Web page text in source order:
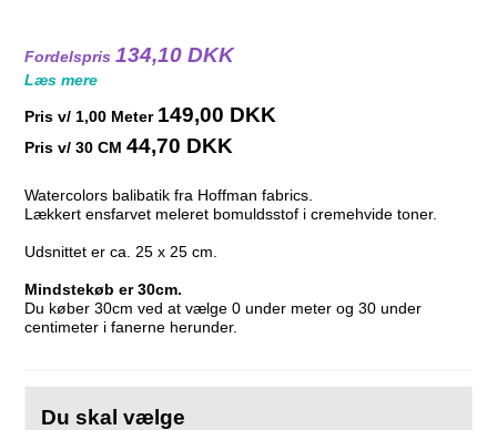
Fordelspris134,10 DKK
Læs mere
Pris v/ 1,00 Meter 149,00 DKK
Pris v/ 30 CM 44,70 DKK
Watercolors balibatik fra Hoffman fabrics.
Lækkert ensfarvet meleret bomuldsstof i cremehvide toner.
Udsnittet er ca. 25 x 25 cm.
Mindstekøb er 30cm.
Du køber 30cm ved at vælge 0 under meter og 30 under
centimeter i fanerne herunder.
Du skal vælge